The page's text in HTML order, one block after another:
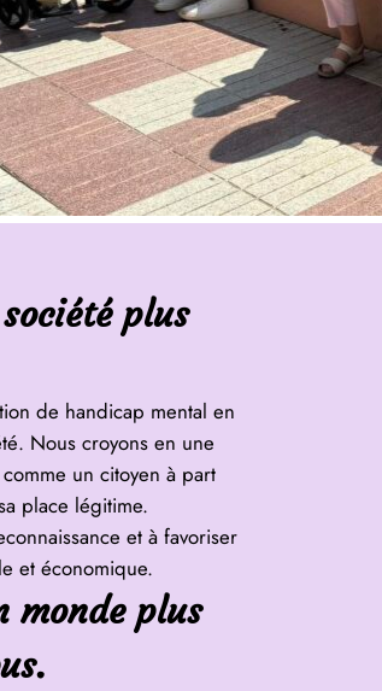
plus
de handicap mental en
Nous croyons en une
un citoyen à part
place légitime.
et à favoriser
et économique.
monde plus